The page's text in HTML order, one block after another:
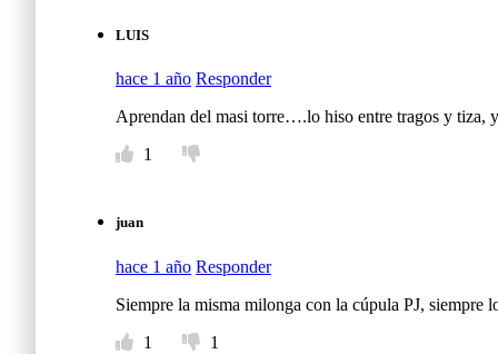
LUIS
hace 1 año Responder
Aprendan del masi torre….lo hiso entre tragos y tiza,
1
juan
hace 1 año Responder
Siempre la misma milonga con la cúpula PJ, siempre
1
1